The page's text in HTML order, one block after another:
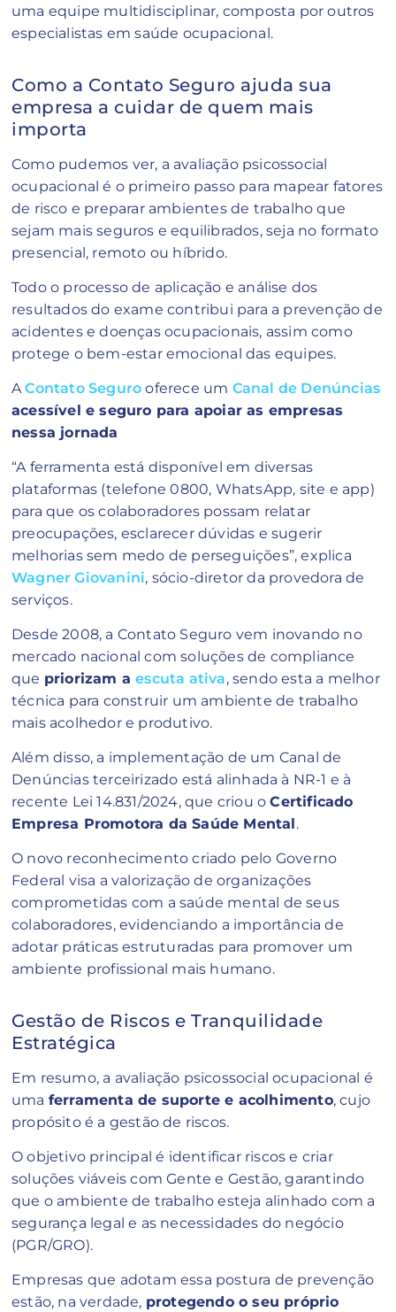
uma equipe multidisciplinar, composta por outros
especialistas em saúde ocupacional.
Como a Contato Seguro ajuda sua
empresa a cuidar de quem mais
importa
Como pudemos ver, a avaliação psicossocial
ocupacional é o primeiro passo para mapear fatores
de risco e preparar ambientes de trabalho que
sejam mais seguros e equilibrados, seja no formato
presencial, remoto ou híbrido.
Todo o processo de aplicação e análise dos
resultados do exame contribui para a prevenção de
acidentes e doenças ocupacionais, assim como
protege o bem-estar emocional das equipes.
AContato Seguro oferece um Canal de Denúncias
acessível e seguro para apoiar as empresas
nessa jornada
“A ferramenta está disponível em diversas
plataformas (telefone 0800, WhatsApp, site e app)
para que os colaboradores possam relatar
preocupações, esclarecer dúvidas e sugerir
melhorias sem medo de perseguições”, explica
Wagner Giovanini, sócio-diretor da provedora de
serviços.
Desde 2008, a Contato Seguro vem inovando no
mercado nacional com soluções de compliance
que priorizam aescuta ativa, sendo esta a melhor
técnica para construir um ambiente de trabalho
mais acolhedor e produtivo.
Além disso, a implementação de um Canal de
Denúncias terceirizado está alinhada à NR-1 e à
recente Lei 14.831/2024, que criou oCertificado
Empresa Promotora da Saúde Mental.
O novo reconhecimento criado pelo Governo
Federal visa a valorização de organizações
comprometidas com a saúde mental de seus
colaboradores, evidenciando a importância de
adotar práticas estruturadas para promover um
ambiente profissional mais humano.
Gestão de Riscos e Tranquilidade
Estratégica
Em resumo, a avaliação psicossocial ocupacional é
uma ferramenta de suporte e acolhimento, cujo
propósito é a gestão de riscos.
O objetivo principal é identificar riscos e criar
soluções viáveis com Gente e Gestão, garantindo
que o ambiente de trabalho esteja alinhado com a
segurança legal e as necessidades do negócio
(PGR/GRO).
Empresas que adotam essa postura de prevenção
estão, na verdade, protegendo o seu próprio